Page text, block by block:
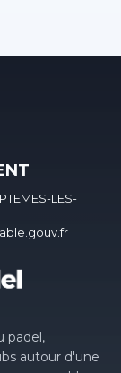
LES-
padel,
autour d'une